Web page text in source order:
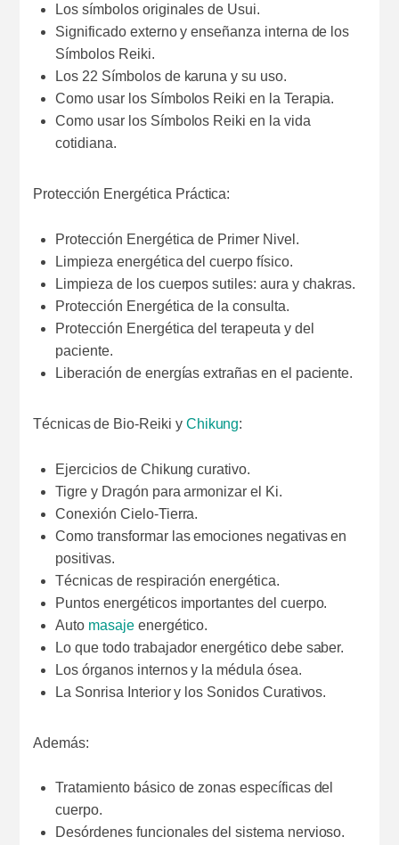
Los símbolos originales de Usui.
Significado externo y enseñanza interna de los
Símbolos Reiki.
Los 22 Símbolos de karuna y su uso.
Como usar los Símbolos Reiki en la Terapia.
Como usar los Símbolos Reiki en la vida
cotidiana.
Protección Energética Práctica:
Protección Energética de Primer Nivel.
Limpieza energética del cuerpo físico.
Limpieza de los cuerpos sutiles: aura y chakras.
Protección Energética de la consulta.
Protección Energética del terapeuta y del
paciente.
Liberación de energías extrañas en el paciente.
Técnicas de Bio-Reiki y Chikung:
Ejercicios de Chikung curativo.
Tigre y Dragón para armonizar el Ki.
Conexión Cielo-Tierra.
Como transformar las emociones negativas en
positivas.
Técnicas de respiración energética.
Puntos energéticos importantes del cuerpo.
Auto masajeenergético.
Lo que todo trabajador energético debe saber.
Los órganos internos y la médula ósea.
La Sonrisa Interior y los Sonidos Curativos.
Además:
Tratamiento básico de zonas específicas del
cuerpo.
Desórdenes funcionales del sistema nervioso.